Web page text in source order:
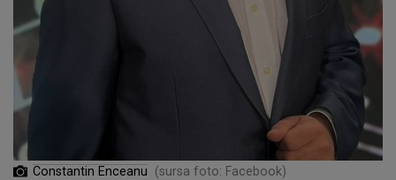
Constantin Enceanu (sursa foto: Facebook)